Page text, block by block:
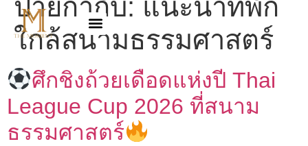
ป้ายกำกับ: แนะนำที่พัก
ใกล้สนามธรรมศาสตร์
ศึกชิงถ้วยเดือดแห่งปี Thai
League Cup 2026 ที่สนาม
ธรรมศาสตร์